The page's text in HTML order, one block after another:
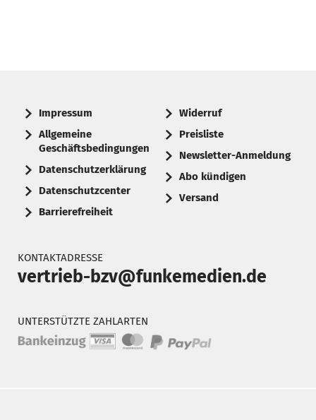
Impressum
Allgemeine
Geschäftsbedingungen
Datenschutzerklärung
Datenschutzcenter
Barrierefreiheit
Widerruf
Preisliste
Newsletter-Anmeldung
Abo kündigen
Versand
KONTAKTADRESSE
vertrieb-bzv@funkemedien.de
UNTERSTÜTZTE ZAHLARTEN